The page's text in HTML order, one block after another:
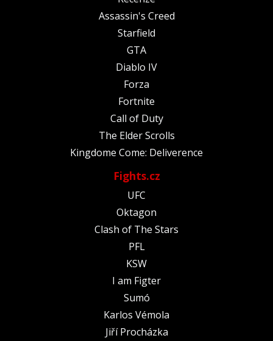
Assassin's Creed
Starfield
GTA
Diablo IV
Forza
Fortnite
Call of Duty
The Elder Scrolls
Kingdome Come: Deliverence
Fights.cz
UFC
Oktagon
Clash of The Stars
PFL
KSW
I am Figter
Sumó
Karlos Vémola
Jiří Procházka